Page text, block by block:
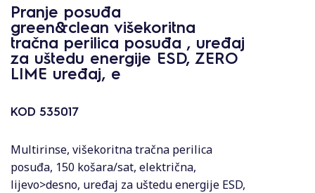
Pranje posuđa
green&clean višekoritna
tračna perilica posuđa , uređaj
za uštedu energije ESD, ZERO
LIME uređaj, e
KOD 535017
Multirinse, višekoritna tračna perilica
posuđa, 150 košara/sat, električna,
lijevo>desno, uređaj za uštedu energije ESD,